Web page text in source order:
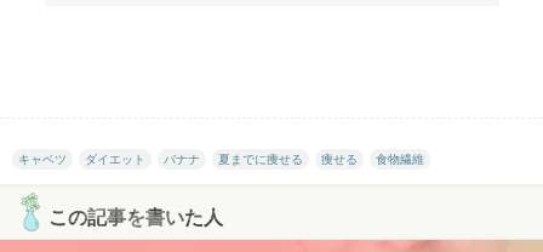
キャベツ ダイエット バナナ 夏までに痩せる 痩せる 食物繊維
この記事を書いた人